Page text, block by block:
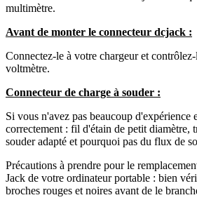
multimètre.
Avant de monter le connecteur dcjack :
Connectez-le à votre chargeur et
voltmètre.
Connecteur de charge à souder :
Si vous n'avez pas beaucoup d'expérience
correctement : fil d'étain de petit diamètre,
souder adapté et pourquoi pas du flux de
Précautions à prendre pour le
Jack de votre ordinateur portable : bien
broches rouges et noires avant de le